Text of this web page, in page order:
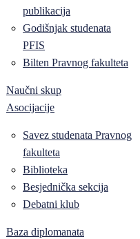
publikacija
Godišnjak studenata
PFIS
Bilten Pravnog fakulteta
Naučni skup
Asocijacije
Savez studenata Pravnog
fakulteta
Biblioteka
Besjednička sekcija
Debatni klub
Baza diplomanata